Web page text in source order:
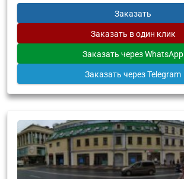
Заказать
Заказать в один клик
Заказать через WhatsApp
Заказать через Telegram